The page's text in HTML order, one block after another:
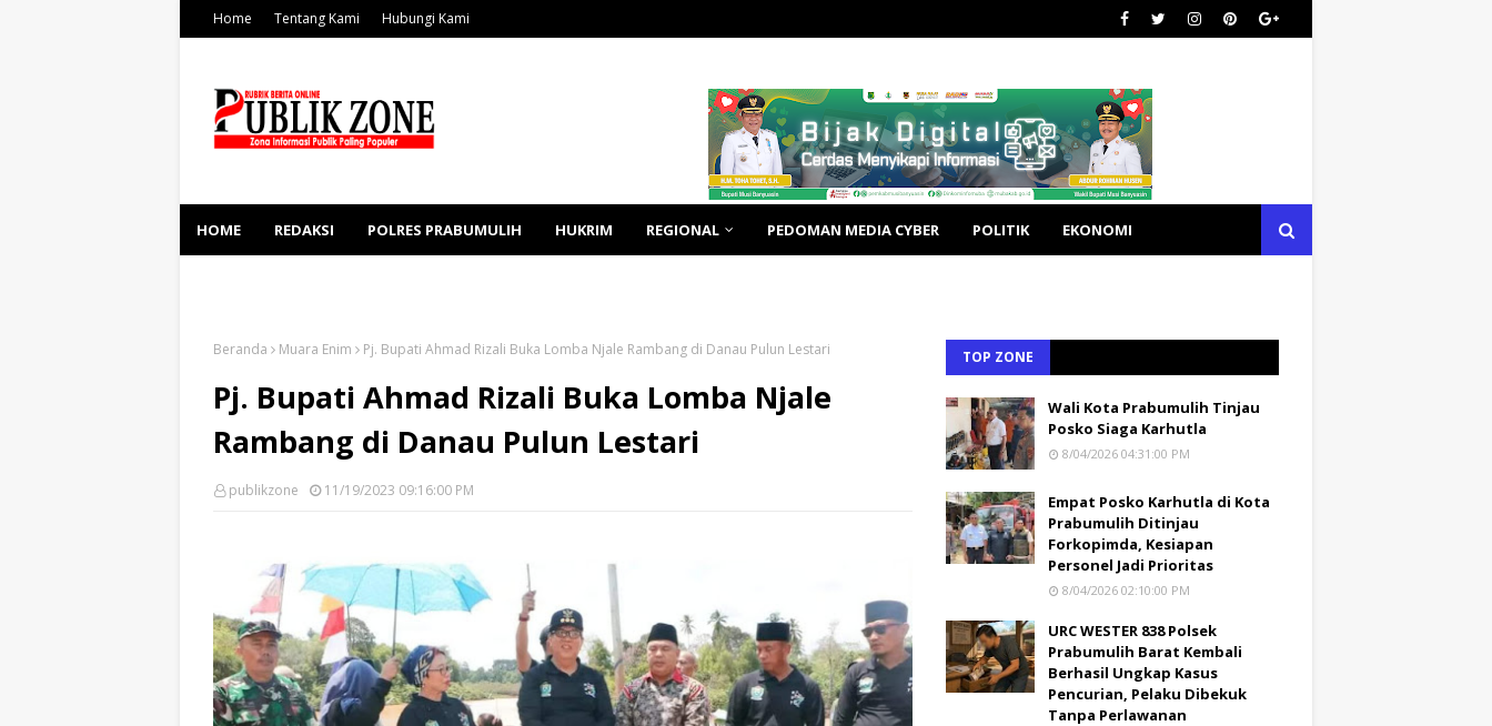
Home Tentang Kami Hubungi Kami
HOME REDAKSI POLRES PRABUMULIH HUKRIM REGIONAL PEDOMAN MEDIA CYBER POLITIK EKONOMI
Beranda Muara Enim Pj. Bupati Ahmad Rizali Buka Lomba Njale Rambang di Danau Pulun Lestari
Pj. Bupati Ahmad Rizali Buka Lomba Njale
Rambang di Danau Pulun Lestari
publikzone 11/19/2023 09:16:00 PM
TOP ZONE
Wali Kota Prabumulih Tinjau
Posko Siaga Karhutla
8/04/2026 04:31:00 PM
Empat Posko Karhutla di Kota
Prabumulih Ditinjau
Forkopimda, Kesiapan
Personel Jadi Prioritas
8/04/2026 02:10:00 PM
URC WESTER 838 Polsek
Prabumulih Barat Kembali
Berhasil Ungkap Kasus
Pencurian, Pelaku Dibekuk
Tanpa Perlawanan